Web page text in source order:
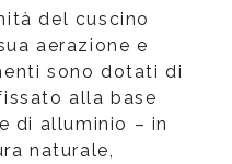
del cuscino
aerazione e
sono dotati di
alla base
di alluminio – in
naturale,